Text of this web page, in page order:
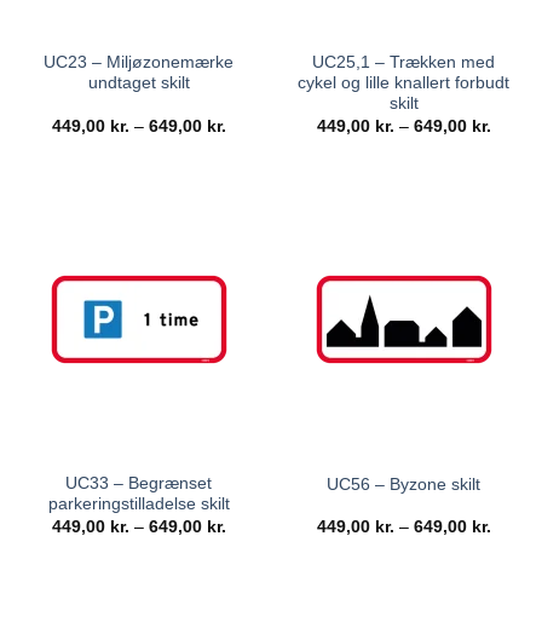
UC23 – Miljøzonemærke
undtaget skilt
449,00 kr. – 649,00 kr.
UC25,1 – Trækken med
cykel og lille knallert forbudt
skilt
449,00 kr. – 649,00 kr.
UC33 – Begrænset
parkeringstilladelse skilt
449,00 kr. – 649,00 kr.
UC56 – Byzone skilt
449,00 kr. – 649,00 kr.